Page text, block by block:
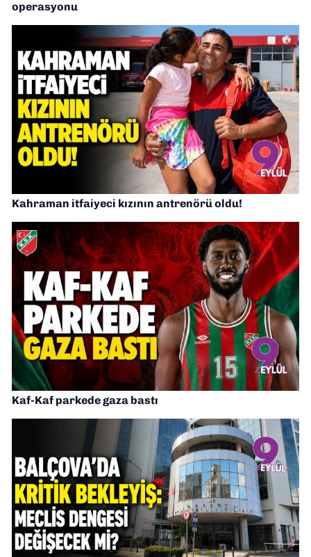
operasyonu
Kahraman itfaiyeci kızının antrenörü oldu!
Kaf-Kaf parkede gaza bastı